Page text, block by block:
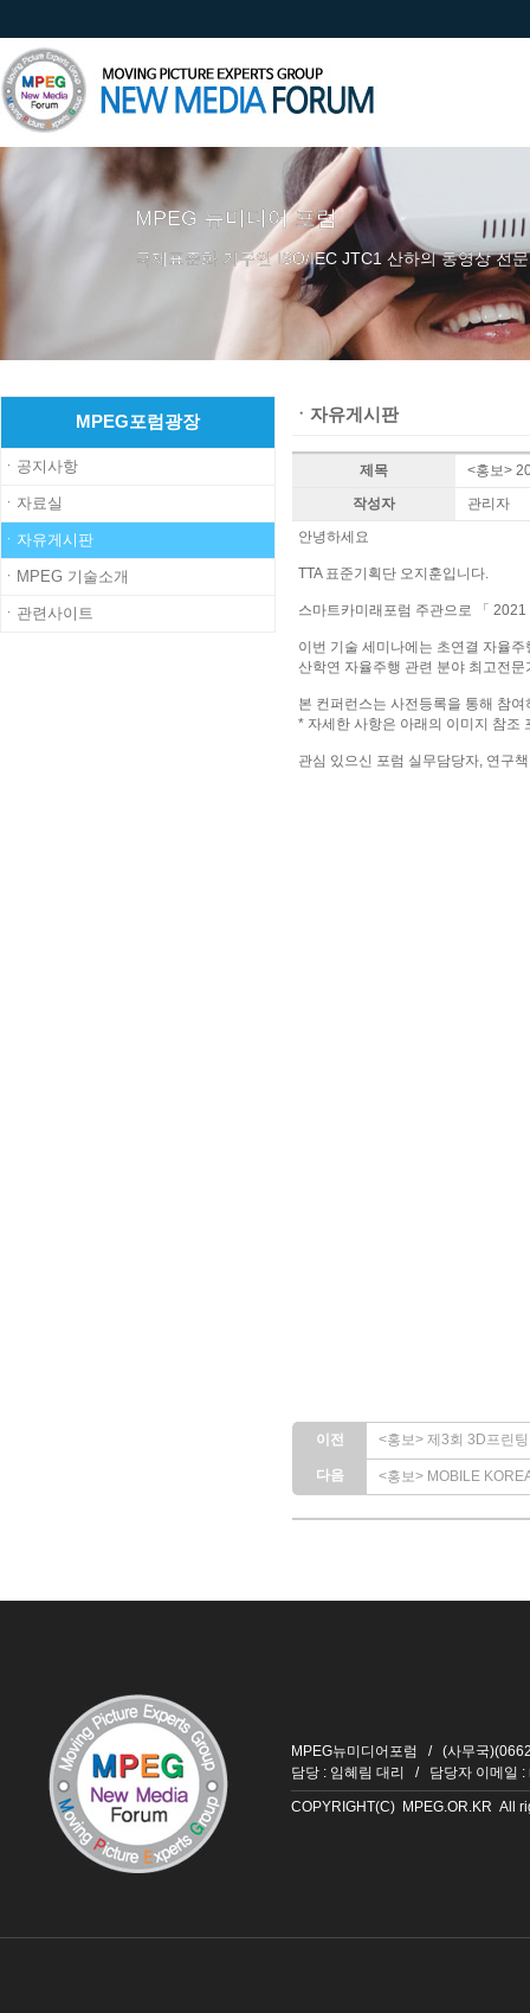
MPEG 뉴미디어 포럼
국제표준화 기구인 ISO/IEC JTC1 산하의 동영상 전
MPEG포럼광장
ㆍ공지사항
ㆍ자료실
ㆍ자유게시판
ㆍMPEG 기술소개
ㆍ관련사이트
ㆍ자유게시판
제목
<홍보>
작성자
관리자
안녕하세요
TTA 표준기획단 오지훈입니다.
스마트카미래포럼 주관으로 「
이번 기술 세미나에는 초연결 자율
산학연 자율주행 관련 분야 최고전
본 컨퍼런스는 사전등록을 통해 참
* 자세한 사항은 아래의 이미지 참조
관심 있으신 포럼 실무담당자, 연구
이전 <홍보> 제3회 3D프린
다음 <홍보> MOBILE
MPEG뉴미디어포럼 / (사무국
담당 : 임혜림 대리 / 담당자 이메일 :
COPYRIGHT(C) MPEG.OR.KR All